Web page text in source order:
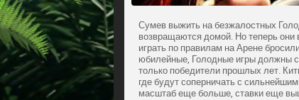
Сумев выжить на безжалостных
возвращаются домой. Но теперь они
играть по правилам на Арене
юбилейные, Голодные игры должны
только победители прошлых лет.
где будут соперничать с
масштаб еще больше, ставки еще